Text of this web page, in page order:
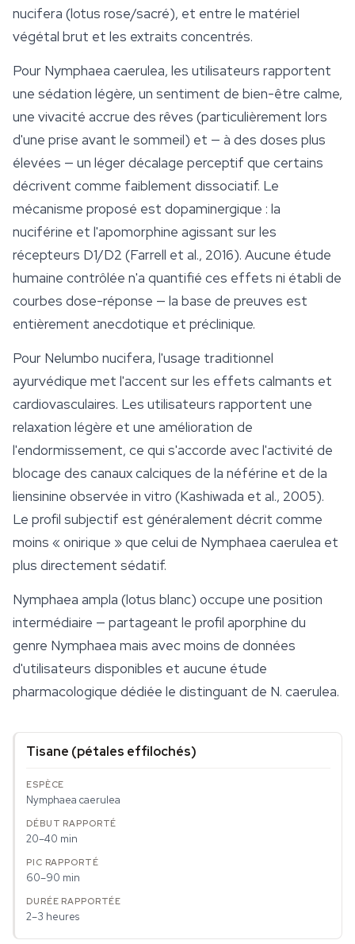
nucifera (lotus rose/sacré), et entre le matériel
végétal brut et les extraits concentrés.
Pour Nymphaea caerulea, les utilisateurs rapportent
une sédation légère, un sentiment de bien-être calme,
une vivacité accrue des rêves (particulièrement lors
d'une prise avant le sommeil) et — à des doses plus
élevées — un léger décalage perceptif que certains
décrivent comme faiblement dissociatif. Le
mécanisme proposé est dopaminergique : la
nuciférine et l'apomorphine agissant sur les
récepteurs D1/D2 (Farrell et al., 2016). Aucune étude
humaine contrôlée n'a quantifié ces effets ni établi de
courbes dose-réponse — la base de preuves est
entièrement anecdotique et préclinique.
Pour Nelumbo nucifera, l'usage traditionnel
ayurvédique met l'accent sur les effets calmants et
cardiovasculaires. Les utilisateurs rapportent une
relaxation légère et une amélioration de
l'endormissement, ce qui s'accorde avec l'activité de
blocage des canaux calciques de la néférine et de la
liensinine observée in vitro (Kashiwada et al., 2005).
Le profil subjectif est généralement décrit comme
moins « onirique » que celui de Nymphaea caerulea et
plus directement sédatif.
Nymphaea ampla (lotus blanc) occupe une position
intermédiaire — partageant le profil aporphine du
genre Nymphaea mais avec moins de données
d'utilisateurs disponibles et aucune étude
pharmacologique dédiée le distinguant de N. caerulea.
Tisane (pétales effilochés)
Nymphaea caerulea
20–40 min
60–90 min
2–3 heures